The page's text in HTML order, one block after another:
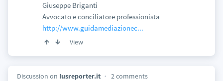
Giuseppe Briganti
Avvocato e conciliatore professionista
http://www.guidamediazionec...
View
Discussion on Iusreporter.it 2 comments